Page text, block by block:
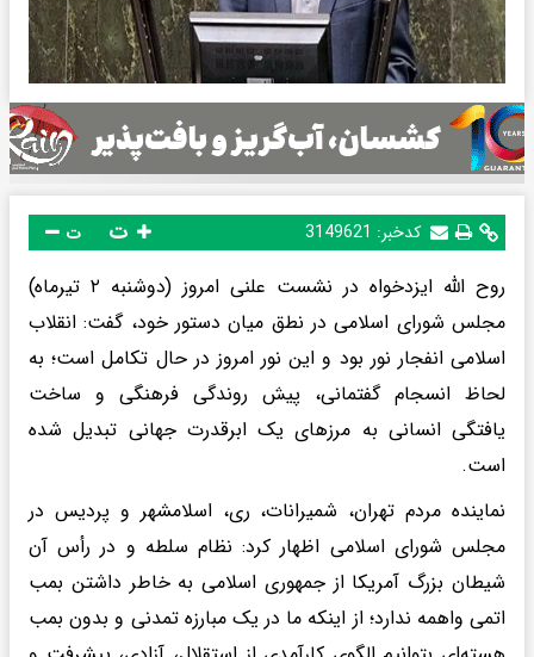
کدخبر: 3149621 ت
روح الله ایزدخواه در نشست علنی امروز (دوشنبه ۲ تیرماه)
مجلس شورای اسلامی در نطق میان دستور خود، گفت: انقلاب
اسلامی انفجار نور بود و این نور امروز در حال تکامل است؛ به
لحاظ انسجام گفتمانی، پیش روندگی فرهنگی و ساخت
یافتگی انسانی به مرزهای یک ابرقدرت جهانی تبدیل شده
است.
نماینده مردم تهران، شمیرانات، ری، اسلامشهر و پردیس در
مجلس شورای اسلامی اظهار کرد: نظام سلطه و در رأس آن
شیطان بزرگ آمریکا از جمهوری اسلامی به خاطر داشتن بمب
اتمی واهمه ندارد؛ از اینکه ما در یک مبارزه تمدنی و بدون بمب